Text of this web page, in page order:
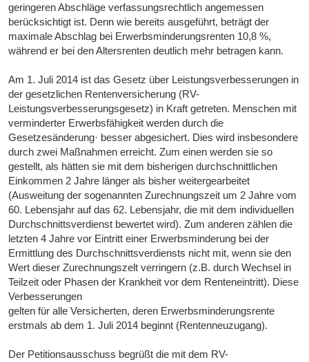
geringeren Abschläge verfassungsrechtlich angemessen
berücksichtigt ist. Denn wie bereits ausgeführt, beträgt der
maximale Abschlag bei Erwerbsminderungsrenten 10,8 %,
während er bei den Altersrenten deutlich mehr betragen kann.
Am 1. Juli 2014 ist das Gesetz über Leistungsverbesserungen in
der gesetzlichen Rentenversicherung (RV-
Leistungsverbesserungsgesetz) in Kraft getreten. Menschen mit
verminderter Erwerbsfähigkeit werden durch die
Gesetzesänderung· besser abgesichert. Dies wird insbesondere
durch zwei Maßnahmen erreicht. Zum einen werden sie so
gestellt, als hätten sie mit dem bisherigen durchschnittlichen
Einkommen 2 Jahre länger als bisher weitergearbeitet
(Ausweitung der sogenannten Zurechnungszeit um 2 Jahre vom
60. Lebensjahr auf das 62. Lebensjahr, die mit dem individuellen
Durchschnittsverdienst bewertet wird). Zum anderen zählen die
letzten 4 Jahre vor Eintritt einer Erwerbsminderung bei der
Ermittlung des Durchschnittsverdiensts nicht mit, wenn sie den
Wert dieser Zurechnungszelt verringern (z.B. durch Wechsel in
Teilzeit oder Phasen der Krankheit vor dem Renteneintritt). Diese
Verbesserungen
gelten für alle Versicherten, deren Erwerbsminderungsrente
erstmals ab dem 1. Juli 2014 beginnt (Rentenneuzugang).
Der Petitionsausschuss begrüßt die mit dem RV-